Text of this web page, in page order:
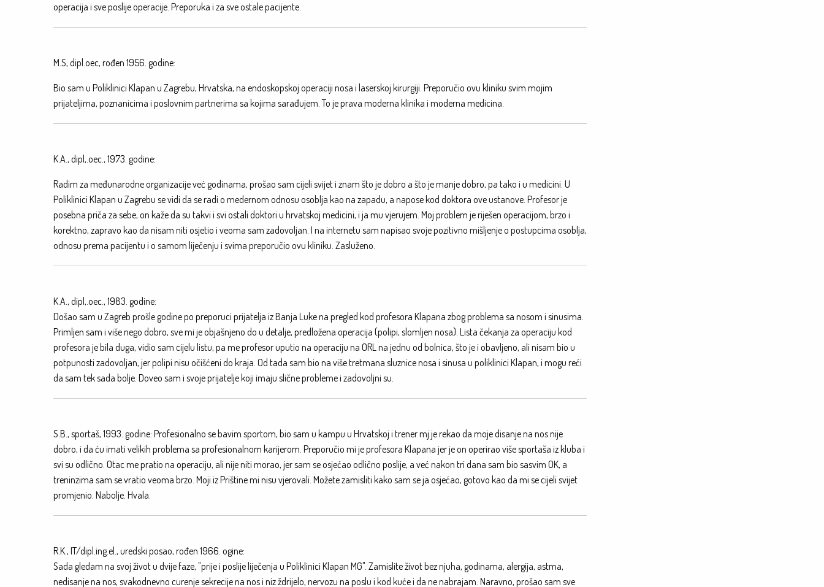
operacija i sve poslije operacije. Preporuka i za sve ostale pacijente.
M.S, dipl.oec, rođen 1956. godine:
Bio sam u Poliklinici Klapan u Zagrebu, Hrvatska, na endoskopskoj operaciji nosa i laserskoj kirurgiji. Preporučio ovu kliniku svim mojim
prijateljima, poznanicima i poslovnim partnerima sa kojima sarađujem. To je prava moderna klinika i moderna medicina.
K.A., dipl,.oec., 1973. godine:
Radim za međunarodne organizacije već godinama, prošao sam cijeli svijet i znam što je dobro a što je manje dobro, pa tako i u medicini. U
Poliklinici Klapan u Zagrebu se vidi da se radi o medernom odnosu osoblja kao na zapadu, a napose kod doktora ove ustanove. Profesor je
posebna priča za sebe, on kaže da su takvi i svi ostali doktori u hrvatskoj medicini, i ja mu vjerujem. Moj problem je riješen operacijom, brzo i
korektno, zapravo kao da nisam niti osjetio i veoma sam zadovoljan. I na internetu sam napisao svoje pozitivno mišljenje o postupcima osoblja,
odnosu prema pacijentu i o samom liječenju i svima preporučio ovu kliniku. Zasluženo.
K.A., dipl,.oec., 1983. godine:
Došao sam u Zagreb prošle godine po preporuci prijatelja iz Banja Luke na pregled kod profesora Klapana zbog problema sa nosom i sinusima.
Primljen sam i više nego dobro, sve mi je objašnjeno do u detalje, predložena operacija (polipi, slomljen nosa). Lista čekanja za operaciju kod
profesora je bila duga, vidio sam cijelu listu, pa me profesor uputio na operaciju na ORL na jednu od bolnica, što je i obavljeno, ali nisam bio u
potpunosti zadovoljan, jer polipi nisu očišćeni do kraja. Od tada sam bio na više tretmana sluznice nosa i sinusa u poliklinici Klapan, i mogu reći
da sam tek sada bolje. Doveo sam i svoje prijatelje koji imaju slične probleme i zadovoljni su.
S.B., sportaš, 1993. godine: Profesionalno se bavim sportom, bio sam u kampu u Hrvatskoj i trener mj je rekao da moje disanje na nos nije
dobro, i da ću imati velikih problema sa profesionalnom karijerom. Preporučio mi je profesora Klapana jer je on operirao više sportaša iz kluba i
svi su odlično. Otac me pratio na operaciju, ali nije niti morao, jer sam se osjećao odlično poslije, a već nakon tri dana sam bio sasvim OK, a
treninzima sam se vratio veoma brzo. Moji iz Prištine mi nisu vjerovali. Možete zamisliti kako sam se ja osjećao, gotovo kao da mi se cijeli svijet
promjenio. Nabolje. Hvala.
R.K., IT/dipl.ing.el., uredski posao, rođen 1966. ogine:
Sada gledam na svoj život u dvije faze, "prije i poslije liječenja u Poliklinici Klapan MG". Zamislite život bez njuha, godinama, alergija, astma,
nedisanje na nos, svakodnevno curenje sekrecije na nos i niz ždrijelo, nervozu na poslu i kod kuće i da ne nabrajam. Naravno, prošao sam sve